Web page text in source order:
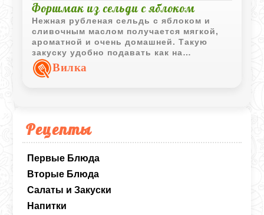
Рецепты
Первые Блюда
Вторые Блюда
Салаты и Закуски
Напитки
Форшмак из сельди с яблоком
Нежная рубленая сельдь с яблоком и
сливочным маслом получается мягкой,
ароматной и очень домашней. Такую
закуску удобно подавать как на
хрустящем хлебе, так и в классической
селедочнице.
Вилка